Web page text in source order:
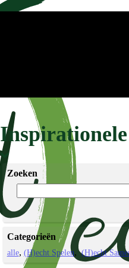
Zoeken
Categorieën
alle (H)echt Spelen (H)echt